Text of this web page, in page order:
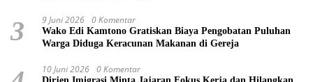
3 9 Juni 2026 0 Komentar
Wako Edi Kamtono Gratiskan Biaya Pengobatan Puluhan
Warga Diduga Keracunan Makanan di Gereja
10 Juni 2026 0 Komentar